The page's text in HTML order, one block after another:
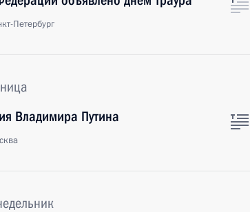
Петербург
Владимира Путина